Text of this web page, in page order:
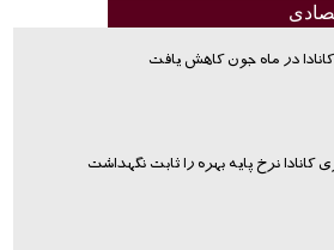
در ماه جون کاهش یافت
کانادا نرخ پایه بهره را ثابت نگهداشت